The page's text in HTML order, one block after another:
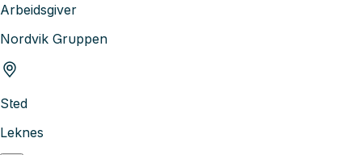
Arbeidsgiver
Nordvik Gruppen
Sted
Leknes